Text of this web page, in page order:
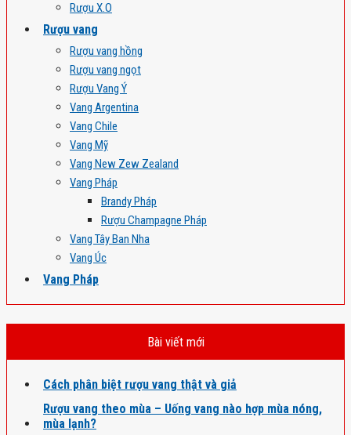
Rượu X.O
Rượu vang
Rượu vang hồng
Rượu vang ngọt
Rượu Vang Ý
Vang Argentina
Vang Chile
Vang Mỹ
Vang New Zew Zealand
Vang Pháp
Brandy Pháp
Rượu Champagne Pháp
Vang Tây Ban Nha
Vang Úc
Vang Pháp
Bài viết mới
Cách phân biệt rượu vang thật và giả
Rượu vang theo mùa – Uống vang nào hợp mùa nóng,
mùa lạnh?